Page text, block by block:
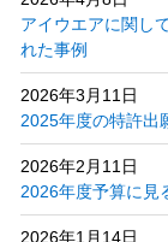
アイウエアに関し
れた事例
2026年3月11日
2025年度の特許出
2026年2月11日
2026年度予算に見
2026年1月14日